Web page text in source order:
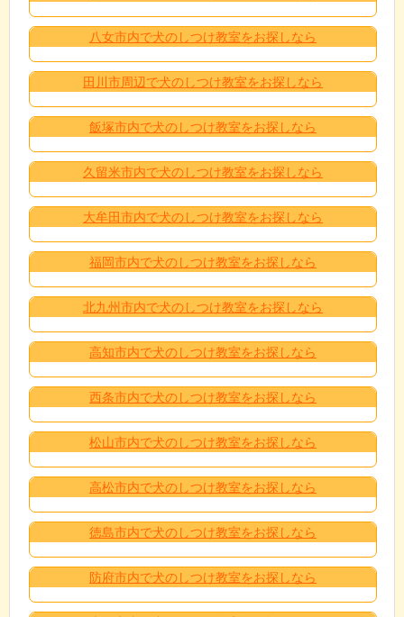
八女市内で犬のしつけ教室をお探しなら
田川市周辺で犬のしつけ教室をお探しなら
飯塚市内で犬のしつけ教室をお探しなら
久留米市内で犬のしつけ教室をお探しなら
大牟田市内で犬のしつけ教室をお探しなら
福岡市内で犬のしつけ教室をお探しなら
北九州市内で犬のしつけ教室をお探しなら
高知市内で犬のしつけ教室をお探しなら
西条市内で犬のしつけ教室をお探しなら
松山市内で犬のしつけ教室をお探しなら
高松市内で犬のしつけ教室をお探しなら
徳島市内で犬のしつけ教室をお探しなら
防府市内で犬のしつけ教室をお探しなら